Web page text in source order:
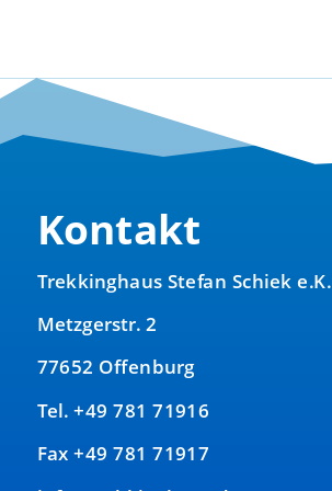
Kontakt
Trekkinghaus Stefan Schiek e.K.
Metzgerstr. 2
77652 Offenburg
Tel. +49 781 71916
Fax +49 781 71917